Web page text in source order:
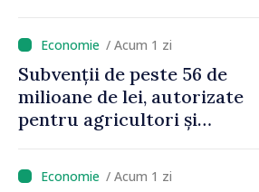
mari pentru bănci, tutun și
jocurile de noroc
/ Acum 1 zi
Subvenții de peste 56 de
milioane de lei, autorizate
pentru agricultori și
rurală în luna iulie
/ Acum 1 zi